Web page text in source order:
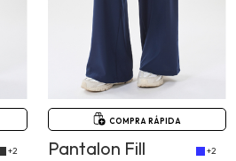
+2
COMPRA RÁPIDA
Pantalon Fill +2